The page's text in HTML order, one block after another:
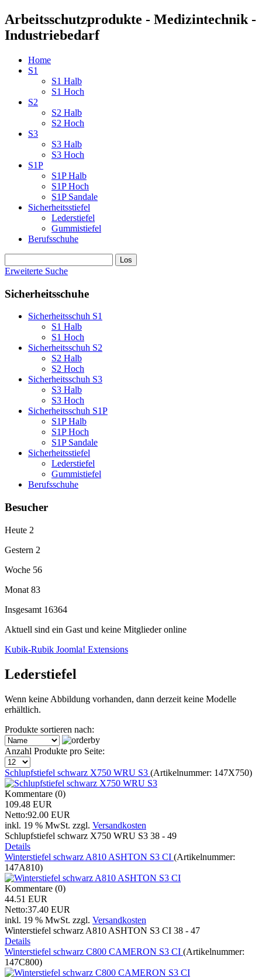
Arbeitsschutzprodukte - Medizintechnik -
Industriebedarf
Home
S1
S1 Halb
S1 Hoch
S2
S2 Halb
S2 Hoch
S3
S3 Halb
S3 Hoch
S1P
S1P Halb
S1P Hoch
S1P Sandale
Sicherheitsstiefel
Lederstiefel
Gummistiefel
Berufsschuhe
Erweiterte Suche
Sicherheitsschuhe
Sicherheitsschuh S1
S1 Halb
S1 Hoch
Sicherheitsschuh S2
S2 Halb
S2 Hoch
Sicherheitsschuh S3
S3 Halb
S3 Hoch
Sicherheitsschuh S1P
S1P Halb
S1P Hoch
S1P Sandale
Sicherheitsstiefel
Lederstiefel
Gummistiefel
Berufsschuhe
Besucher
Heute 2
Gestern 2
Woche 56
Monat 83
Insgesamt 16364
Aktuell sind ein Gast und keine Mitglieder online
Kubik-Rubik Joomla! Extensions
Lederstiefel
Wenn keine Abbildung vorhanden, dann derzeit keine Modelle
erhältlich.
Produkte sortieren nach:
Anzahl Produkte pro Seite:
Schlupfstiefel schwarz X750 WRU S3 (Artikelnummer: 147X750)
Kommentare (0)
109.48 EUR
Netto:92.00 EUR
inkl. 19 % MwSt. zzgl. Versandkosten
Schlupfstiefel schwarz X750 WRU S3 38 - 49
Details
Winterstiefel schwarz A810 ASHTON S3 CI (Artikelnummer:
147A810)
Kommentare (0)
44.51 EUR
Netto:37.40 EUR
inkl. 19 % MwSt. zzgl. Versandkosten
Winterstiefel schwarz A810 ASHTON S3 CI 38 - 47
Details
Winterstiefel schwarz C800 CAMERON S3 CI (Artikelnummer:
147C800)